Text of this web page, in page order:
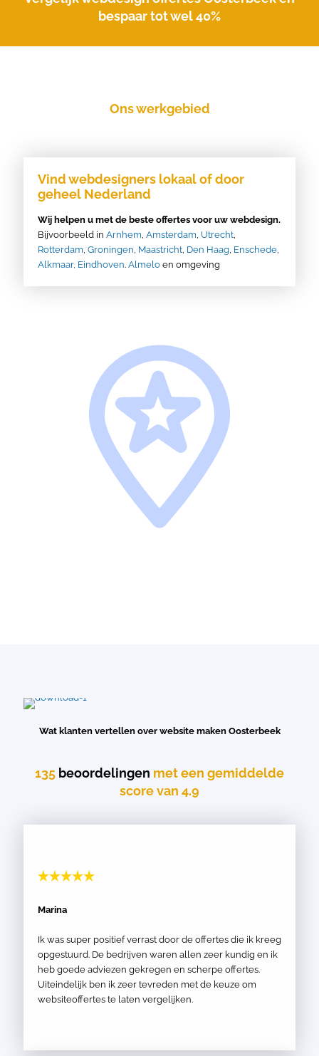
bespaar tot wel 40%
Ons werkgebied
Vind webdesigners lokaal of door
geheel Nederland
Wij helpen u met de beste offertes voor uw webdesign.
Bijvoorbeeld in Arnhem, Amsterdam, Utrecht,
Rotterdam, Groningen, Maastricht, Den Haag, Enschede,
Alkmaar, Eindhoven. Almelo en omgeving
Wat klanten vertellen over website maken Oosterbeek
135 beoordelingen met een gemiddelde
score van 4.9
Marina
Ik was super positief verrast door de offertes die ik kreeg
opgestuurd. De bedrijven waren allen zeer kundig en ik
heb goede adviezen gekregen en scherpe offertes.
Uiteindelijk ben ik zeer tevreden met de keuze om
websiteoffertes te laten vergelijken.